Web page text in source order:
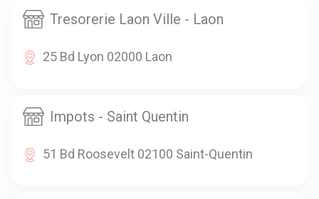
Tresorerie Laon Ville - Laon
25 Bd Lyon 02000 Laon
Impots - Saint Quentin
51 Bd Roosevelt 02100 Saint-Quentin